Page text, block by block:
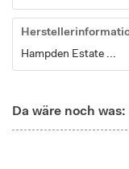
Hampden Estate ...
Da wäre noch was: